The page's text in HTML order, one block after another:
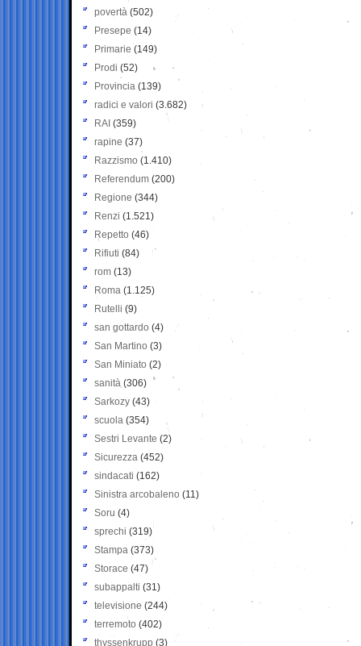
povertà (502)
Presepe (14)
Primarie (149)
Prodi (52)
Provincia (139)
radici e valori (3.682)
RAI (359)
rapine (37)
Razzismo (1.410)
Referendum (200)
Regione (344)
Renzi (1.521)
Repetto (46)
Rifiuti (84)
rom (13)
Roma (1.125)
Rutelli (9)
san gottardo (4)
San Martino (3)
San Miniato (2)
sanità (306)
Sarkozy (43)
scuola (354)
Sestri Levante (2)
Sicurezza (452)
sindacati (162)
Sinistra arcobaleno (11)
Soru (4)
sprechi (319)
Stampa (373)
Storace (47)
subappalti (31)
televisione(244)
terremoto (402)
thyssenkrupp (3)